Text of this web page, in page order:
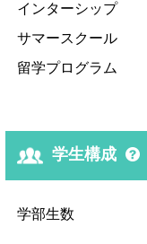
インターシップ
サマースクール
留学プログラム
学生構成
学部生数